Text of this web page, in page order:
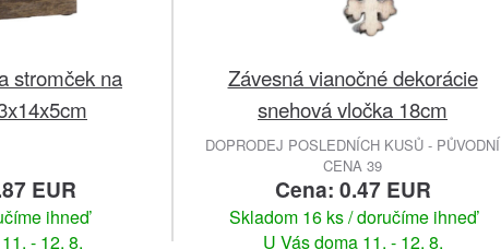
stromček na
EUR
ihneď
- 12. 8.
Závesná vianočné dekorácie
snehová vločka 18cm
DOPRODEJ POSLEDNÍCH KUSŮ - PŮVODNÍ
CENA 39
Cena: 0.47 EUR
Skladom 16 ks / doručíme ihneď
U Vás doma 11. - 12. 8.